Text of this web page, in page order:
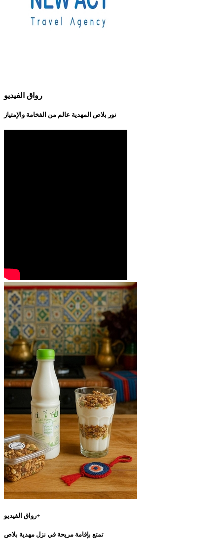
رواق الفيديو
نور بلاص المهدية عالم من الفخامة والإمتياز
رواق الفيديو+
تمتع بإقامة مريحة في نزل مهدية بلاص